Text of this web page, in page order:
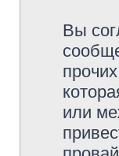
Вы
или